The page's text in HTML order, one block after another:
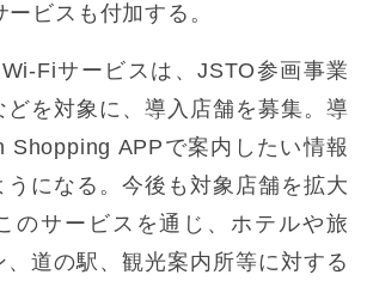
ビスも付加する。
Fiサービスは、JSTO参画事業
どを対象に、導入店舗を募集。導
Shopping APPで案内したい情報
うになる。今後も対象店舗を拡大
のサービスを通じ、ホテルや旅
道の駅、観光案内所等に対する